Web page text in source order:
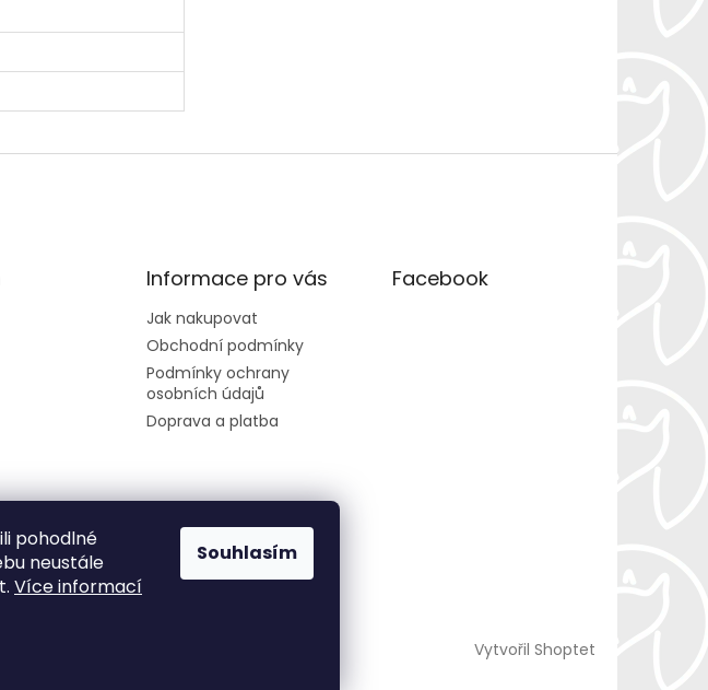
pohodlné
neustále
Více informací
Souhlasím
na
Informace pro vás
Jak nakupovat
Obchodní podmínky
Podmínky ochrany
osobních údajů
Doprava a platba
Facebook
Vytvořil Shoptet